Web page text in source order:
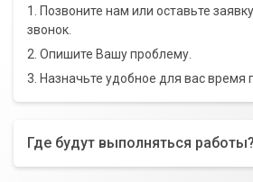
1. Позвоните нам или оставьте
звонок.
2. Опишите Вашу проблему.
3. Назначьте удобное для вас время
Где будут выполняться работы?